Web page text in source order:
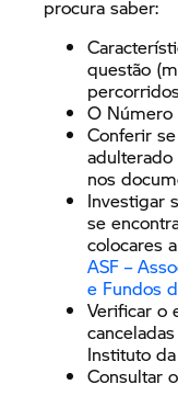
procura saber:
questão
O Número
Conferir
nos
Investigar
se
colocares
ASF –
e Fundos
Verificar o
Instituto
Consultar